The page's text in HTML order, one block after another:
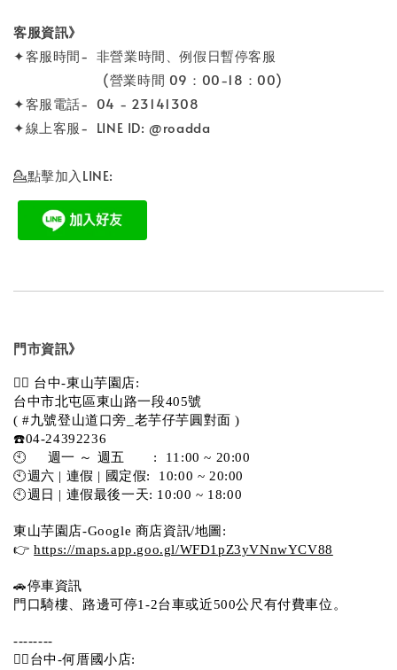
客服資訊》
✦客服時間- 非營業時間、例假日暫停客服
(營業時間 09：00-18：00)
✦客服電話- 04 - 23141308
✦線上客服- LINE ID: @roadda
💁點擊加入LINE:
門市資訊》
💁‍♀️ 台中-東山芋園店:
台中市北屯區東山路一段405號
( #九號登山道口旁_老芋仔芋圓對面 )
☎️04-24392236
🕙     週一 ～ 週五       :  11:00 ~ 20:00
🕙週六 | 連假 | 國定假:  10:00 ~ 20:00
🕙週日 | 連假最後一天: 10:00 ~ 18:00
東山芋園店-Google 商店資訊/地圖:
👉 https://maps.app.goo.gl/WFD1pZ3yVNnwYCV88
🚗停車資訊
門口騎樓、路邊可停1-2台車或近500公尺有付費車位。
--------
💁‍♀️台中-何厝國小店: